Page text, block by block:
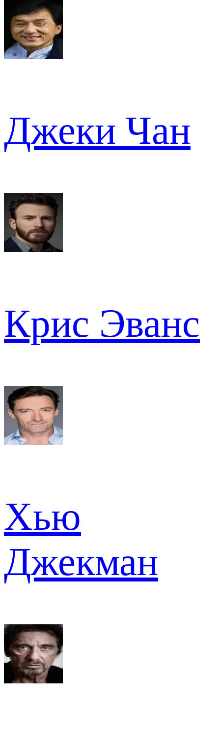
Джеки Чан
Крис Эванс
Хью
Джекман